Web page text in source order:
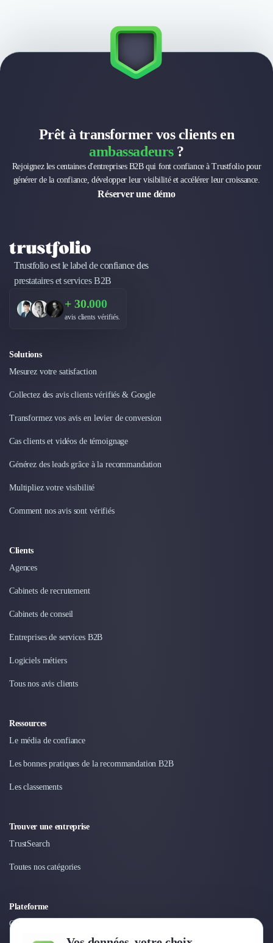
Développement E-commerce
Réalité Virtuelle (VR)
Déménagement
Impression
Conception & Aménagement de Bureaux
Sourcing et Imports
Office Management
Développement à l'international
Accélérateurs et incubateurs
Autres
Logiciel PropTech
Courtage en Energie
Nettoyage & Ménage
Clubs & Réseaux Professionnels
Prêt à transformer vos clients en
ambassadeurs?
Rejoignez les centaines d'entreprises B2B qui font confiance à Trustfolio pour
générer de la confiance, développer leur visibilité et accélérer leur croissance.
Réserver une démo
Trustfolio est le label de confiance des
prestataires et services B2B
+ 30.000
avis clients vérifiés.
Solutions
Mesurez votre satisfaction
Collectez des avis clients vérifiés & Google
Transformez vos avis en levier de conversion
Cas clients et vidéos de témoignage
Générez des leads grâce à la recommandation
Multipliez votre visibilité
Comment nos avis sont vérifiés
Clients
Agences
Cabinets de recrutement
Cabinets de conseil
Entreprises de services B2B
Logiciels métiers
Tous nos avis clients
Ressources
Le média de confiance
Les bonnes pratiques de la recommandation B2B
Les classements
Trouver une entreprise
TrustSearch
Toutes nos catégories
Plateforme
Connexion